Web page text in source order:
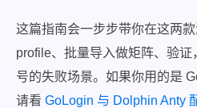
这篇指南会一步步带你在这两
profile、批量导入做矩阵、验
号的失败场景。如果你用的是
请看 GoLogin 与 Dolphin Anty